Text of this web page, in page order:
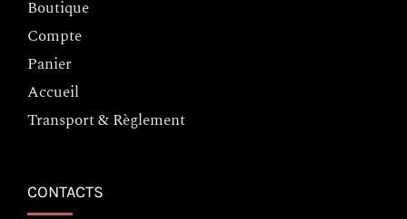
Boutique
Compte
Panier
Accueil
Transport & Règlement
CONTACTS